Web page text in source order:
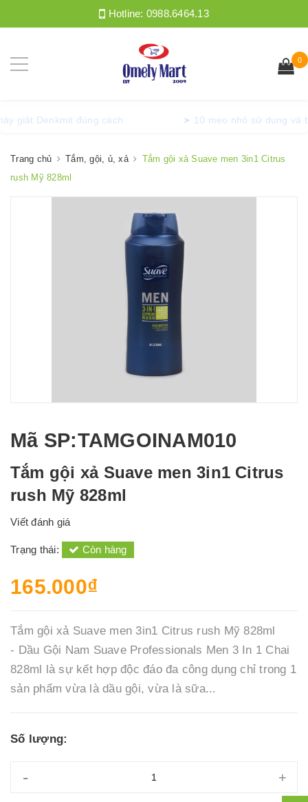
Hotline: 0988.6464.13
0
máy giặt Denkmit đúng cách ➤ 10 mẹo nhỏ sử dụng
Trang chủ Tắm, gội, ủ, xả
Tắm gội xả Suave men 3in1 Citrus
rush Mỹ 828ml
Mã SP:TAMGOINAM010
Tắm gội xả Suave men 3in1 Citrus
rush Mỹ 828ml
Viết đánh giá
Trạng thái: Còn hàng
165.000₫
Tắm gội xả Suave men 3in1 Citrus rush Mỹ 828ml
- Dầu Gội Nam Suave Professionals Men 3 In 1 Chai
828ml là sự kết hợp độc đáo đa công dụng chỉ trong 1
sản phẩm vừa là dầu gội, vừa là sữa...
Số lượng:
- +